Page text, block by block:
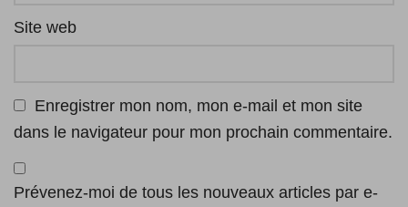
Site web
Enregistrer mon nom, mon e-mail et mon site
dans le navigateur pour mon prochain commentaire.
Prévenez-moi de tous les nouveaux articles par e-